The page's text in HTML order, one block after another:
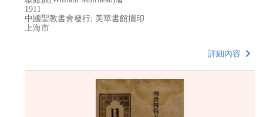
1911
中國聖教書會發行; 美華書館擺印
上海市
詳細內容